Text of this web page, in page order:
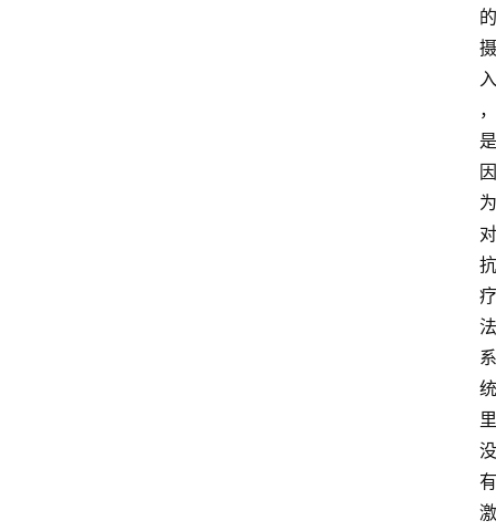
的
摄
入
，
是
因
为
对
抗
疗
法
系
统
里
没
有
激